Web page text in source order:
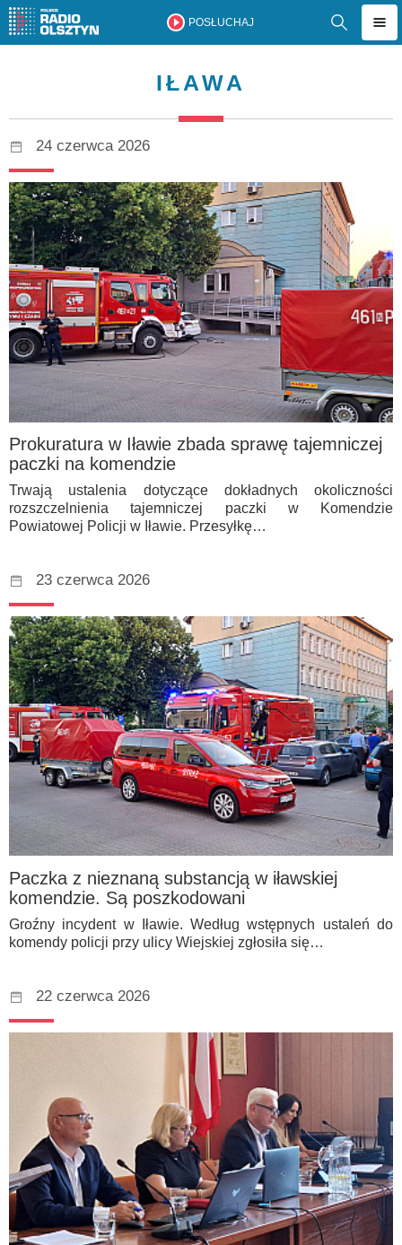
POSŁUCHAJ
IŁAWA
24 czerwca 2026
Prokuratura w Iławie zbada sprawę tajemniczej
paczki na komendzie
Trwają ustalenia dotyczące dokładnych okoliczności
rozszczelnienia tajemniczej paczki w Komendzie
Powiatowej Policji w Iławie. Przesyłkę…
23 czerwca 2026
Paczka z nieznaną substancją w iławskiej
komendzie. Są poszkodowani
Groźny incydent w Iławie. Według wstępnych ustaleń do
komendy policji przy ulicy Wiejskiej zgłosiła się…
22 czerwca 2026